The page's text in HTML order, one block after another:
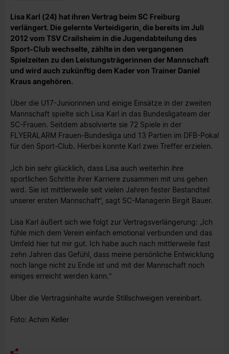
Lisa Karl (24) hat ihren Vertrag beim SC Freiburg
verlängert. Die gelernte Verteidigerin, die bereits im Juli
2012 vom TSV Crailsheim in die Jugendabteilung des
Sport-Club wechselte, zählte in den vergangenen
Spielzeiten zu den Leistungsträgerinnen der Mannschaft
und wird auch zukünftig dem Kader von Trainer Daniel
Kraus angehören.
Über die U17-Juniorinnen und einige Einsätze in der zweiten
Mannschaft spielte sich Lisa Karl in das Bundesligateam der
SC-Frauen. Seitdem absolvierte sie 72 Spiele in der
FLYERALARM Frauen-Bundesliga und 13 Partien im DFB-Pokal
für den Sport-Club. Hierbei konnte Karl zwei Treffer erzielen.
„Ich bin sehr glücklich, dass Lisa auch weiterhin ihre
sportlichen Schritte ihrer Karriere zusammen mit uns gehen
wird. Sie ist mittlerweile seit vielen Jahren fester Bestandteil
unserer ersten Mannschaft“, sagt SC-Managerin Birgit Bauer.
Lisa Karl äußert sich wie folgt zur Vertragsverlängerung: „Ich
fühle mich dem Verein einfach emotional verbunden und das
Umfeld hier tut mir gut. Ich habe auch nach mittlerweile fast
zehn Jahren das Gefühl, dass meine persönliche Entwicklung
noch lange nicht zu Ende ist und mit der Mannschaft noch
einiges erreicht werden kann.“
Über die Vertragsinhalte wurde Stillschweigen vereinbart.
Foto: Achim Keller